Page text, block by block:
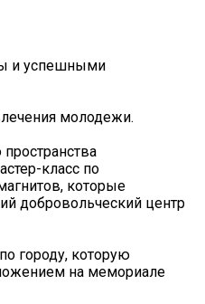
и успешными
молодежи.
класс по
которые
добровольческий центр
городу, которую
на мемориале